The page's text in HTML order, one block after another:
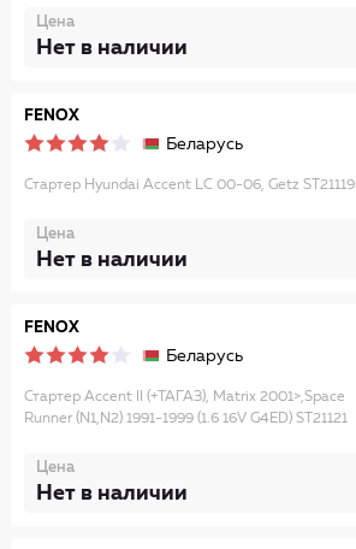
Цена
Нет в наличии
FENOX
Беларусь
Стартер Hyundai Accent LC 00-06, Getz ST21119
Цена
Нет в наличии
FENOX
Беларусь
Стартер Accent II (+ТАГАЗ), Matrix 2001>,Space
Runner (N1,N2) 1991-1999 (1.6 16V G4ED) ST21121
Цена
Нет в наличии